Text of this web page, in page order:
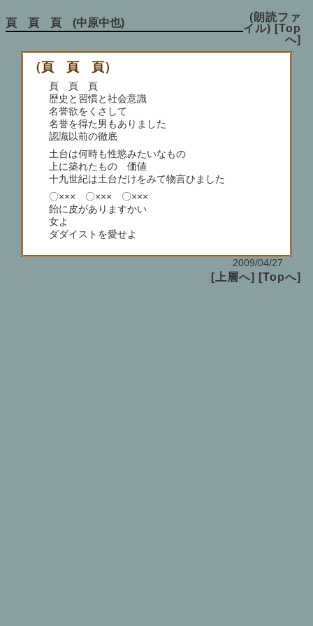
頁 頁 頁 (中原中也)
(朗読ファ
イル) [Top
へ]
（頁 頁 頁）
頁 頁 頁
歴史と習慣と社会意識
名誉欲をくさして
名誉を得た男もありました
認識以前の徹底
土台は何時も性慾みたいなもの
上に築れたものゝ価値
十九世紀は土台だけをみて物言ひました
〇××× 〇××× 〇×××
飴に皮がありますかい
女よ
ダダイストを愛せよ
2009/04/27
[上層へ] [Topへ]